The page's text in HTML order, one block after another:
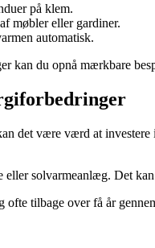
på klem.
møbler eller gardiner.
automatisk.
kan du opnå mærkbare
det være værd at
eller solvarmeanlæg. Det
tilbage over få år